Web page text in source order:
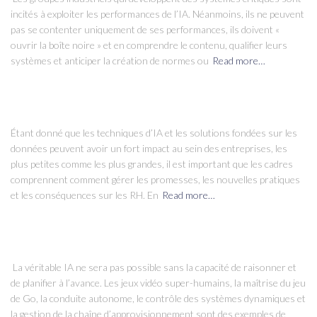
incités à exploiter les performances de l’IA. Néanmoins, ils ne peuvent
pas se contenter uniquement de ses performances, ils doivent «
ouvrir la boîte noire » et en comprendre le contenu, qualifier leurs
systèmes et anticiper la création de normes ou Read more…
Étant donné que les techniques d’IA et les solutions fondées sur les
données peuvent avoir un fort impact au sein des entreprises, les
plus petites comme les plus grandes, il est important que les cadres
comprennent comment gérer les promesses, les nouvelles pratiques
et les conséquences sur les RH. En Read more…
La véritable IA ne sera pas possible sans la capacité de raisonner et
de planifier à l’avance. Les jeux vidéo super-humains, la maîtrise du jeu
de Go, la conduite autonome, le contrôle des systèmes dynamiques et
la gestion de la chaîne d’approvisionnement sont des exemples de